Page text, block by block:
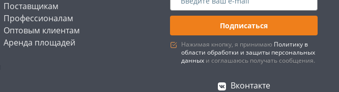
Поставщикам
Профессионалам
Оптовым клиентам
Аренда площадей
Подписаться
Нажимая кнопку, я принимаю Политику в
области обработки и защиты персональных
данных и соглашаюсь получать сообщения.
Вконтакте